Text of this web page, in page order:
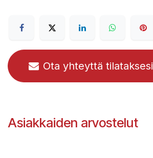
Ota yhteyttä tilataksesi
Asiakkaiden arvostelut